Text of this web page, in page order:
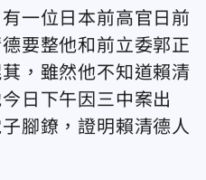
一位日本前高官日前
要整他和前立委郭正
，雖然他不知道賴清
日下午因三中案出
腳鐐，證明賴清德人